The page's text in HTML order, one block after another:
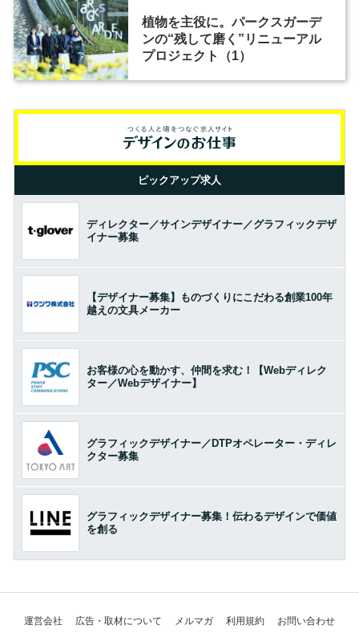
植物を主役に。パークスガーデ
ンの“残して磨く”リニューアル
プロジェクト（1）
ピックアップ求人
ディレクター／サインデザイナー／グラフィックデザ
イナー募集
【デザイナー募集】ものづくりにこだわる創業100年
越えの文具メーカー
お客様の心を動かす、仲間を求む！【Webディレク
ター／Webデザイナー】
グラフィックデザイナー／DTPオペレーター・ディレ
クター募集
グラフィックデザイナー募集！伝わるデザインで価値
を創る
運営会社 広告・取材について メルマガ 利用規約 お問い合わせ